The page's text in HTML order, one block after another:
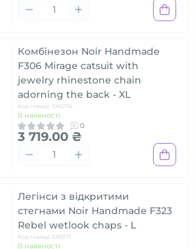
Комбінезон Noir Handmade
F306 Mirage catsuit with
jewelry rhinestone chain
adorning the back - XL
Код товару: SX0276
В наявності
0
3 719.00 ₴
Легінси з відкритими
стегнами Noir Handmade F323
Rebel wetlook chaps - L
Код товару: SX0371
В наявності